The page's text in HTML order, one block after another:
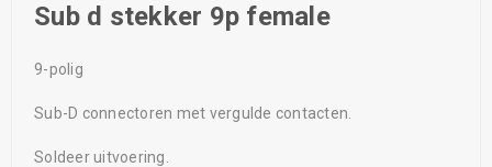
Sub d stekker 9p female
9-polig
Sub-D connectoren met vergulde contacten.
Soldeer uitvoering.